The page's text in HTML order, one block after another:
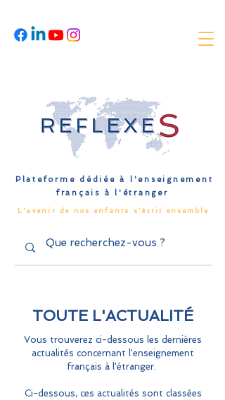
Plateforme dédiée à l'enseignement
français à l'étranger
L'avenir de nos enfants s'écrit ensemble
TOUTE L'ACTUALITÉ
Vous trouverez ci-dessous les dernières
actualités concernant l'enseignement
français à l'étranger.
Ci-dessous, ces actualités sont classées